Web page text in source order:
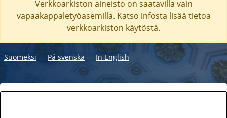
Verkkoarkiston aineisto on saatavilla vain
vapaakappaletyöasemilla. Katso infosta lisää tietoa
verkkoarkiston käytöstä.
Suomeksi ― På svenska ― In English